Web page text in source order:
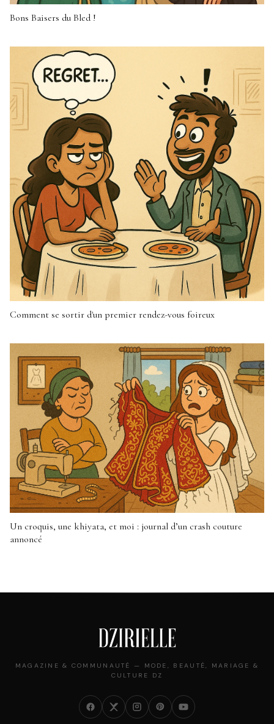
Bons Baisers du Bled !
Comment se sortir d'un premier rendez-vous foireux
Un croquis, une khiyata, et moi : journal d’un crash couture
annoncé
MAGAZINE & COMMUNAUTÉ — MODE, BEAUTÉ, MARIAGE &
CULTURE DZ